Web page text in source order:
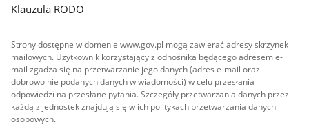
Klauzula RODO
Strony dostępne w domenie www.gov.pl mogą zawierać adresy skrzynek
mailowych. Użytkownik korzystający z odnośnika będącego adresem e-
mail zgadza się na przetwarzanie jego danych (adres e-mail oraz
dobrowolnie podanych danych w wiadomości) w celu przesłania
odpowiedzi na przesłane pytania. Szczegóły przetwarzania danych przez
każdą z jednostek znajdują się w ich politykach przetwarzania danych
osobowych.